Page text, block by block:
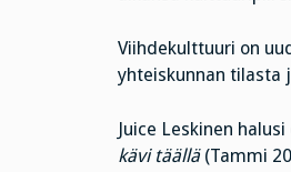
Viihdekulttuuri on
yhteiskunnan tilasta
Juice Leskinen
kävi täällä(Tammi